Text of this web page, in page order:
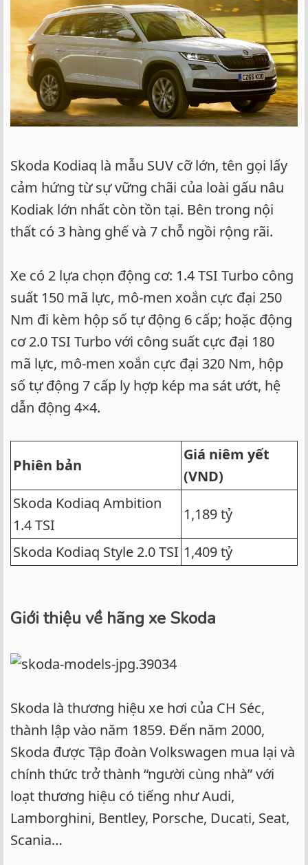
Skoda Kodiaq là mẫu SUV cỡ lớn, tên gọi lấy
cảm hứng từ sự vững chãi của loài gấu nâu
Kodiak lớn nhất còn tồn tại. Bên trong nội
thất có 3 hàng ghế và 7 chỗ ngồi rộng rãi.
Xe có 2 lựa chọn động cơ: 1.4 TSI Turbo công
suất 150 mã lực, mô-men xoắn cực đại 250
Nm đi kèm hộp số tự động 6 cấp; hoặc động
cơ 2.0 TSI Turbo với công suất cực đại 180
mã lực, mô-men xoắn cực đại 320 Nm, hộp
số tự động 7 cấp ly hợp kép ma sát ướt, hệ
dẫn động 4×4.
Phiên bản
Giá niêm yết
(VND)
Skoda Kodiaq Ambition
1.4 TSI
1,189 tỷ
Skoda Kodiaq Style 2.0 TSI 1,409 tỷ
Giới thiệu về hãng xe Skoda
Skoda là thương hiệu xe hơi của CH Séc,
thành lập vào năm 1859. Đến năm 2000,
Skoda được Tập đoàn Volkswagen mua lại và
chính thức trở thành “người cùng nhà” với
loạt thương hiệu có tiếng như Audi,
Lamborghini, Bentley, Porsche, Ducati, Seat,
Scania…